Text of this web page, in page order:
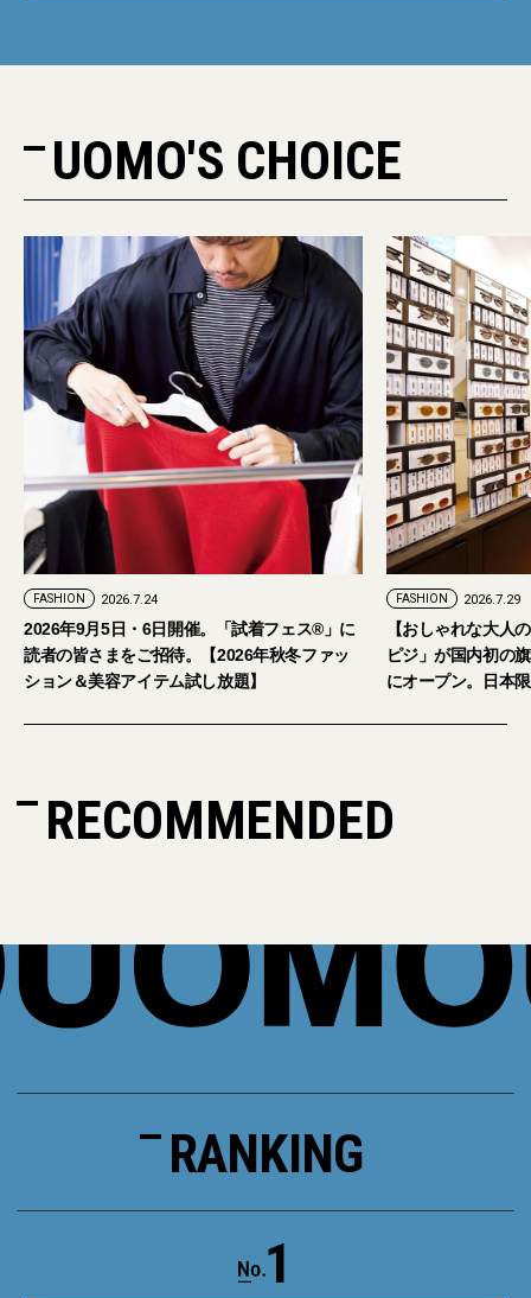
UOMO'S CHOICE
FASHION 2026.7.24
2026年9月5日・6日開催。「試着フェス®︎」に
読者の皆さまをご招待。【2026年秋冬ファッ
ション＆美容アイテム試し放題】
FASHION 2026.7.29
【おしゃれな大人
ピジ」が国内初の
にオープン。日本
RECOMMENDED
RANKING
1